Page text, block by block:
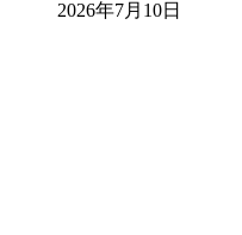
2026年7月10日